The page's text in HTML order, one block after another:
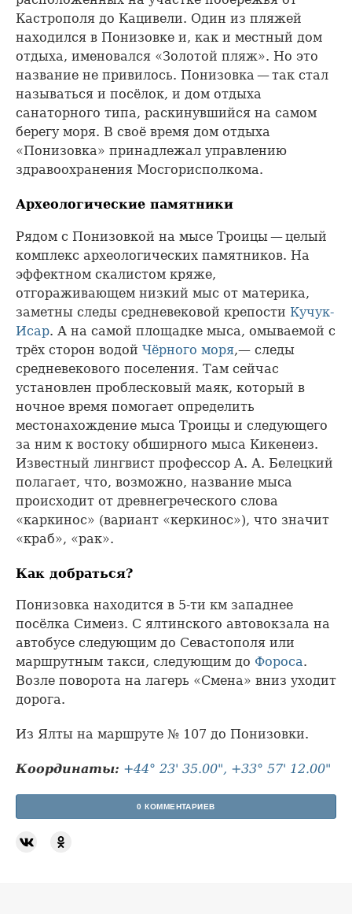
Кастрополя до Кацивели. Один из пляжей
находился в Понизовке и, как и местный дом
отдыха, именовался «Золотой пляж». Но это
название не привилось. Понизовка — так стал
называться и посёлок, и дом отдыха
санаторного типа, раскинувшийся на самом
берегу моря. В своё время дом отдыха
«Понизовка» принадлежал управлению
здравоохранения Мосгорисполкома.
Археологические памятники
Рядом с Понизовкой на мысе Троицы — целый
комплекс археологических памятников. На
эффектном скалистом кряже,
отгораживающем низкий мыс от материка,
заметны следы средневековой крепости Кучук-
Исар. А на самой площадке мыса, омываемой с
трёх сторон водой Чёрного моря,— следы
средневекового поселения. Там сейчас
установлен проблесковый маяк, который в
ночное время помогает определить
местонахождение мыса Троицы и следующего
за ним к востоку обширного мыса Кикенеиз.
Известный лингвист профессор А. А. Белецкий
полагает, что, возможно, название мыса
происходит от древнегреческого слова
«каркинос» (вариант «керкинос»), что значит
«краб», «рак».
Как добраться?
Понизовка находится в 5-ти км западнее
посёлка Симеиз. С ялтинского автовокзала на
автобусе следующим до Севастополя или
маршрутным такси, следующим до Фороса.
Возле поворота на лагерь «Смена» вниз уходит
дорога.
Из Ялты на маршруте № 107 до Понизовки.
Координаты: +44° 23' 35.00", +33° 57' 12.00"
0 КОММЕНТАРИЕВ